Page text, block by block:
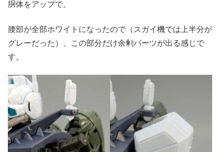
胴体をアップで。
腰部が全部ホワイトになったので（スガイ機では上半分が
グレーだった）、この部分だけ余剰パーツが出る感じで
す。